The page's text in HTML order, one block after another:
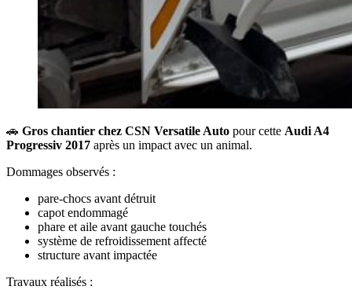
🚗 Gros chantier chez CSN Versatile Auto pour cette Audi A4
Progressiv 2017 après un impact avec un animal.
Dommages observés :
pare-chocs avant détruit
capot endommagé
phare et aile avant gauche touchés
système de refroidissement affecté
structure avant impactée
Travaux réalisés :